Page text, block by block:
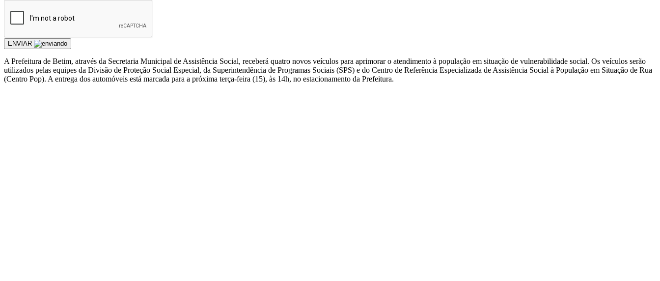
ENVIAR
A Prefeitura de Betim, através da Secretaria Municipal de Assistência Social, receberá quatro novos veículos para aprimorar o atendimento à população em situação de vulnerabilidade social. Os veículos serão
utilizados pelas equipes da Divisão de Proteção Social Especial, da Superintendência de Programas Sociais (SPS) e do Centro de Referência Especializada de Assistência Social à População em Situação de Rua
(Centro Pop). A entrega dos automóveis está marcada para a próxima terça-feira (15), às 14h, no estacionamento da Prefeitura.